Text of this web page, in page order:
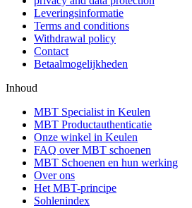
Leveringsinformatie
Terms and conditions
Withdrawal policy
Contact
Betaalmogelijkheden
Inhoud
MBT Specialist in Keulen
MBT Productauthenticatie
Onze winkel in Keulen
FAQ over MBT schoenen
MBT Schoenen en hun werking
Over ons
Het MBT-principe
Sohlenindex